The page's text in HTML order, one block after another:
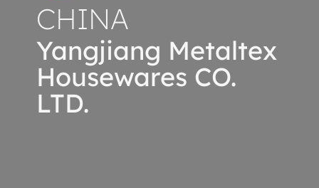
CHINA
Yangjiang Metaltex
Housewares CO.
LTD.